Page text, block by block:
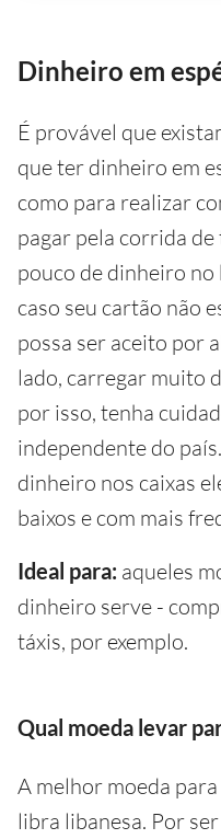
Dinheiro em
É provável que
que ter dinheiro em
como para realizar
pagar pela corrida de
pouco de dinheiro no
caso seu cartão não
possa ser aceito por
lado, carregar muito
por isso, tenha
independente do
dinheiro nos caixas
baixos e com mais
Ideal para: aqueles
dinheiro serve -
táxis, por exemplo.
Qual moeda levar
A melhor moeda
libra libanesa. Por